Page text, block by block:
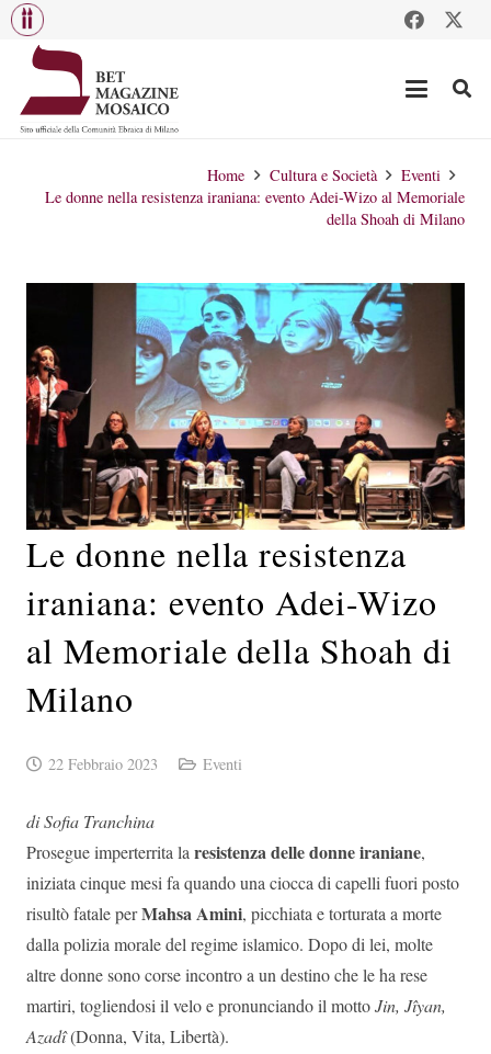
Home Cultura e Società
Eventi
Le donne nella resistenza iraniana: evento Adei-Wizo al Memoriale
della Shoah di Milano
Le donne nella resistenza
iraniana: evento Adei-Wizo
al Memoriale della Shoah di
Milano
22 Febbraio 2023 Eventi
di Sofia Tranchina
Prosegue imperterrita la resistenza delle donne iraniane,
iniziata cinque mesi fa quando una ciocca di capelli fuori posto
risultò fatale perMahsa Amini, picchiata e torturata a morte
dalla polizia morale del regime islamico. Dopo di lei, molte
altre donne sono corse incontro a un destino che le ha rese
martiri, togliendosi il velo e pronunciando il mottoJin, Jîyan,
Azadî(Donna, Vita, Libertà).